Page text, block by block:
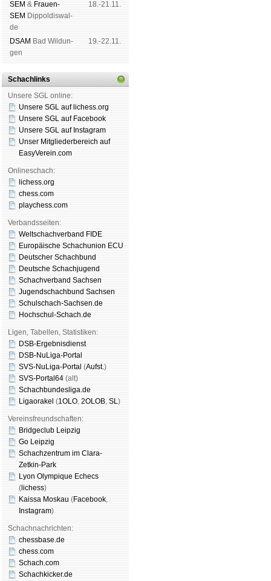
SEM & Frauen-
SEM Dip­pol­dis­wal­
de
18.-21.11.
DSAM Bad Wil­dun­
gen
19.-22.11.
Schachlinks
Unsere SGL online:
Unsere SGL auf li­chess.org
Unsere SGL auf Face­book
Unsere SGL auf Insta­gram
Unser Mitgliederbereich auf
EasyVerein.com
Onlineschach:
lichess.org
chess.com
playchess.com
Verbandsseiten:
Weltschachverband FIDE
Europäische Schachunion ECU
Deutscher Schachbund
Deutsche Schachjugend
Schachverband Sachsen
Jugendschachbund Sachsen
Schulschach-Sachsen.de
Hochschul-Schach.de
Ligen, Tabellen, Statistiken:
DSB-Ergebnisdienst
DSB-NuLiga-Portal
SVS-NuLiga-Portal (Aufst.)
SVS-Portal64 (alt)
Schachbundesliga.de
Ligaorakel (1OLO, 2OLOB, SL)
Vereinsfreundschaften:
Bridgeclub Leipzig
Go Leipzig
Schachzentrum im Clara-
Zetkin-Park
Lyon Olympique Echecs
( lichess)
Kaissa Moskau (Face­book,
Insta­gram)
Schachnachrichten:
chessbase.de
chess.com
Schach.com
Schachkicker.de